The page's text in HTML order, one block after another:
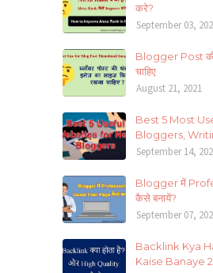
करे?
September 03,
Blogger Post
चाहिए
August 21, 2021
Best 5 Most
Bloggers,
September 14,
Blogger में
कैसे बनायें?
September 07,
Backlink Kya
Kaise Banaye